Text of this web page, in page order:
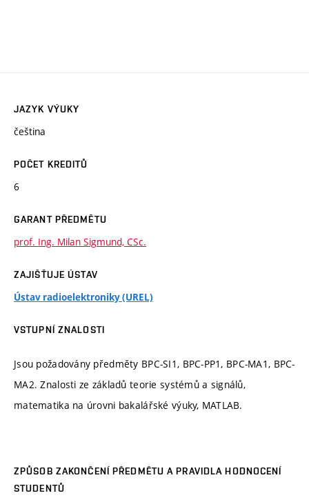
JAZYK VÝUKY
čeština
POČET KREDITŮ
6
GARANT PŘEDMĚTU
prof. Ing. Milan Sigmund, CSc.
ZAJIŠŤUJE ÚSTAV
Ústav radioelektroniky (UREL)
VSTUPNÍ ZNALOSTI
Jsou požadovány předměty BPC-SI1, BPC-PP1, BPC-MA1, BPC-
MA2. Znalosti ze základů teorie systémů a signálů,
matematika na úrovni bakalářské výuky, MATLAB.
ZPŮSOB ZAKONČENÍ PŘEDMĚTU A PRAVIDLA HODNOCENÍ
STUDENTŮ